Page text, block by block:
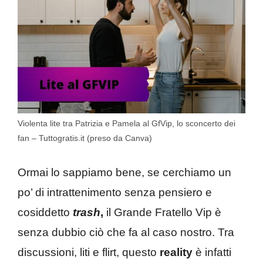
Violenta lite tra Patrizia e Pamela al GfVip, lo sconcerto dei
fan – Tuttogratis.it (preso da Canva)
Ormai lo sappiamo bene, se cerchiamo un
po’ di intrattenimento senza pensiero e
cosiddetto trash, il Grande Fratello Vip è
senza dubbio ciò che fa al caso nostro. Tra
discussioni, liti e flirt, questo reality è infatti